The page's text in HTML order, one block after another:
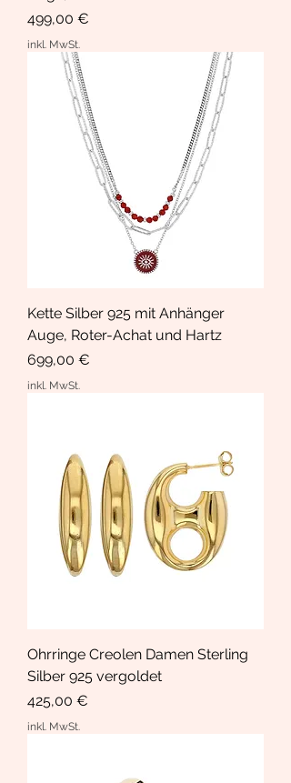
Preis
499,00 €
inkl. MwSt.
Kette Silber 925 mit Anhänger
Auge, Roter-Achat und Hartz
Preis
699,00 €
inkl. MwSt.
Ohrringe Creolen Damen Sterling
Silber 925 vergoldet
Preis
425,00 €
inkl. MwSt.